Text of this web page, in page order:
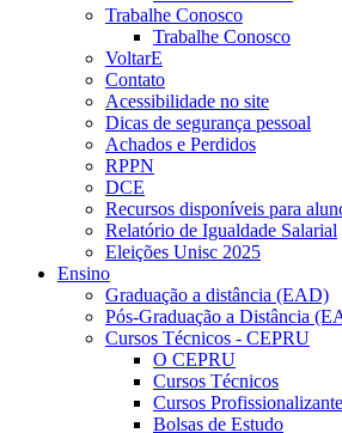
Trabalhe Conosco
Trabalhe Conosco
VoltarE
Contato
Acessibilidade no site
Dicas de segurança pessoal
Achados e Perdidos
RPPN
DCE
Recursos disponíveis para
Relatório de Igualdade Salarial
Eleições Unisc 2025
Ensino
Graduação a distância (EAD)
Pós-Graduação a Distância
Cursos Técnicos - CEPRU
O CEPRU
Cursos Técnicos
Cursos
Bolsas de Estudo